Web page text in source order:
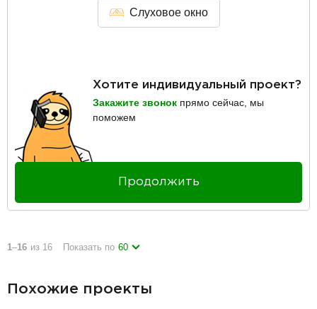
Слуховое окно
Хотите индивидуальный проект?
Закажите звонок прямо сейчас, мы
поможем
Продолжить
1–16 из 16 Показать по 60
Похожие проекты